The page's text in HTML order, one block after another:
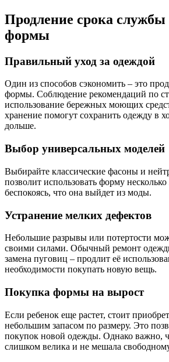
Продление срока
формы
Правильный уход за одеждой
Один из способов сэкономить – это
формы. Соблюдение рекомендаций по
использование бережных моющих
хранение помогут сохранить одежду в
дольше.
Выбор универсальных моделей
Выбирайте классические фасоны и
позволит использовать форму
беспокоясь, что она выйдет из моды.
Устранение мелких дефектов
Небольшие разрывы или потертости
своими силами. Обычный ремонт
замена пуговиц – продлит её
необходимости покупать новую вещь.
Покупка формы на вырост
Если ребенок еще растет, стоит
небольшим запасом по размеру. Это
покупок новой одежды. Однако важно,
слишком велика и не мешала